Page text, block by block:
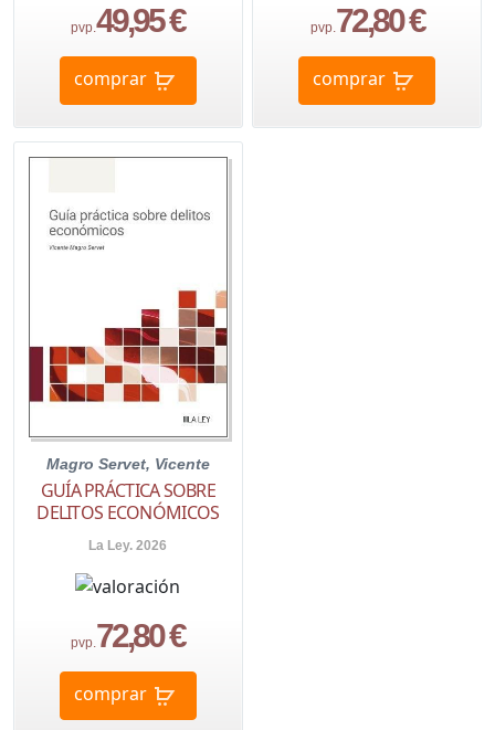
pvp.49,95 €
comprar
pvp.72,80 €
comprar
Magro Servet, Vicente
GUÍA PRÁCTICA SOBRE
DELITOS ECONÓMICOS
La Ley. 2026
pvp. 72,80 €
comprar